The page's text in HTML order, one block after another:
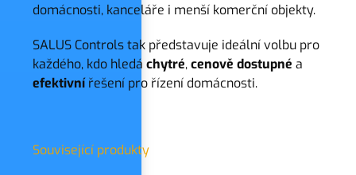
domácnosti, kanceláře i menší komerční objekty.
SALUS Controls tak představuje ideální volbu pro
každého, kdo hledáchytré,cenově dostupné a
efektivnířešení pro řízení domácnosti.
Související produkty